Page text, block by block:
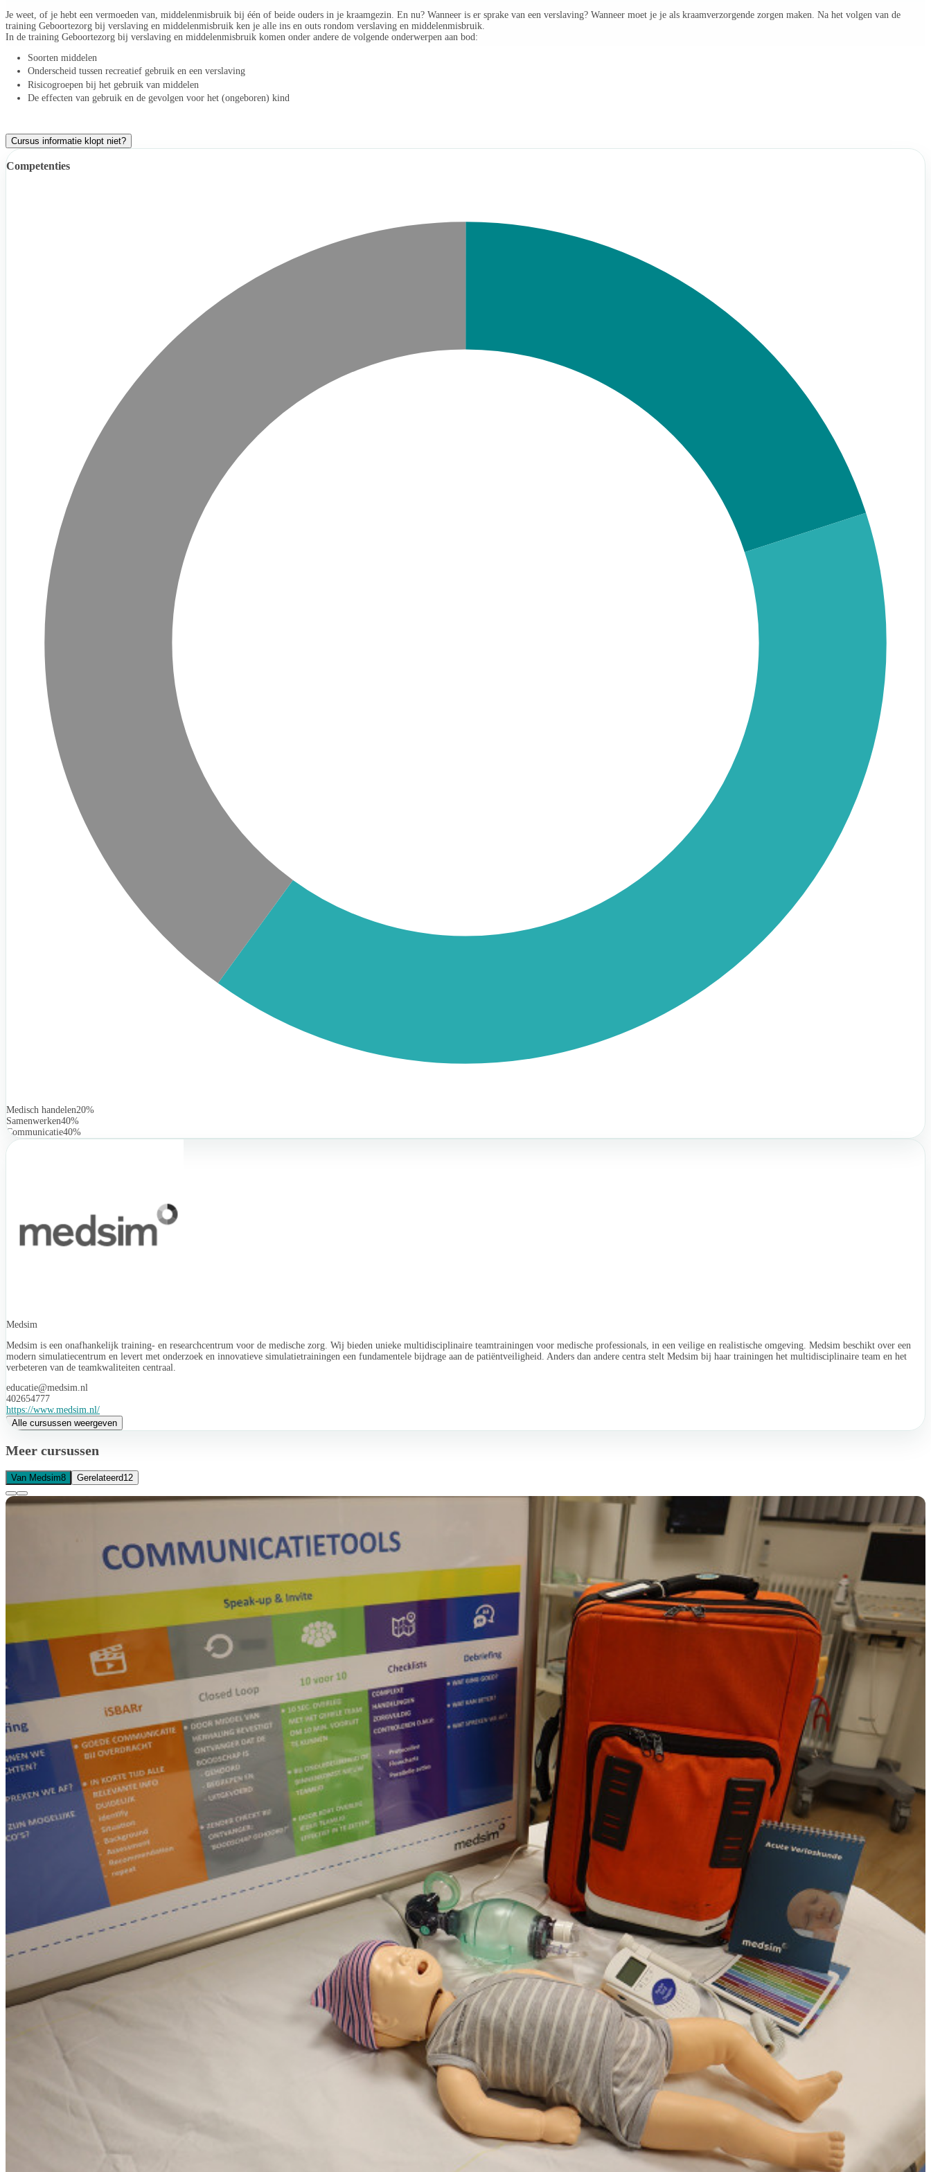
Je weet, of je hebt een vermoeden van, middelenmisbruik bij één of beide ouders in je kraamgezin. En nu? Wanneer is er sprake van een verslaving? Wanneer moet je je als kraamverzorgende zorgen maken. Na het volgen van de
training Geboortezorg bij verslaving en middelenmisbruik ken je alle ins en outs rondom verslaving en middelenmisbruik.
In de training Geboortezorg bij verslaving en middelenmisbruik komen onder andere de volgende onderwerpen aan bod:
Soorten middelen
Onderscheid tussen recreatief gebruik en een verslaving
Risicogroepen bij het gebruik van middelen
De effecten van gebruik en de gevolgen voor het (ongeboren) kind
Cursus informatie klopt niet?
Competenties
Medisch handelen20%
Samenwerken40%
Communicatie40%
Medsim
Medsim is een onafhankelijk training- en researchcentrum voor de medische zorg. Wij bieden unieke multidisciplinaire teamtrainingen voor medische professionals, in een veilige en realistische omgeving. Medsim beschikt over een
modern simulatiecentrum en levert met onderzoek en innovatieve simulatietrainingen een fundamentele bijdrage aan de patiëntveiligheid. Anders dan andere centra stelt Medsim bij haar trainingen het multidisciplinaire team en het
verbeteren van de teamkwaliteiten centraal.
educatie@medsim.nl
402654777
https://www.medsim.nl/
Alle cursussen weergeven
Meer cursussen
Van Medsim8 Gerelateerd12